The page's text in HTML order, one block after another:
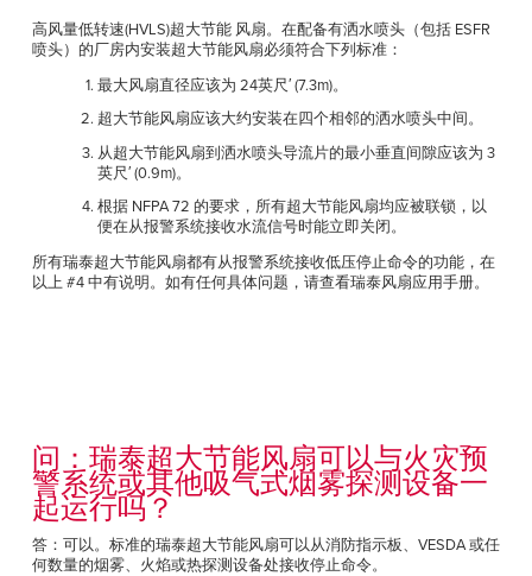
高风量低转速(HVLS)超大节能 风扇。在配备有洒水喷头（包括 ESFR
喷头）的厂房内安装超大节能风扇必须符合下列标准：
最大风扇直径应该为 24英尺′ (7.3m)。
超大节能风扇应该大约安装在四个相邻的洒水喷头中间。
从超大节能风扇到洒水喷头导流片的最小垂直间隙应该为 3
英尺′ (0.9m)。
根据 NFPA 72 的要求，所有超大节能风扇均应被联锁，以
便在从报警系统接收水流信号时能立即关闭。
所有瑞泰超大节能风扇都有从报警系统接收低压停止命令的功能，在
以上 #4 中有说明。如有任何具体问题，请查看瑞泰风扇应用手册。
问：瑞泰超大节能风扇可以与火灾预
警系统或其他吸气式烟雾探测设备一
起运行吗？
答：可以。标准的瑞泰超大节能风扇可以从消防指示板、VESDA 或任
何数量的烟雾、火焰或热探测设备处接收停止命令。